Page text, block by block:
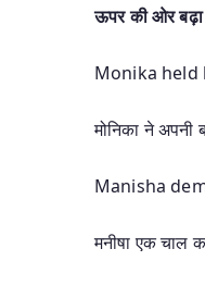
ऊपर की ओर
Monika held
मोनिका ने
Manisha
मनीषा एक चाल